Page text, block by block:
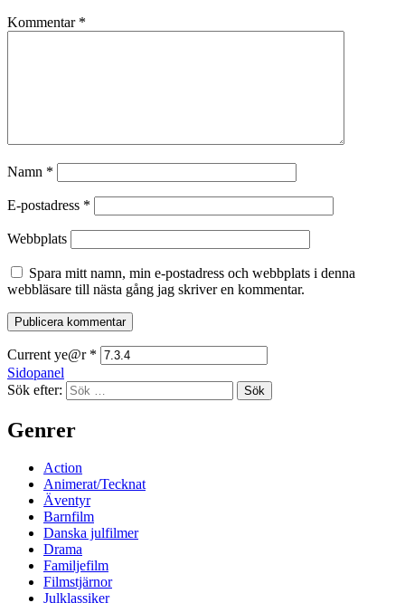
Kommentar *
Namn *
E-postadress *
Webbplats
Spara mitt namn, min e-postadress och webbplats i denna
webbläsare till nästa gång jag skriver en kommentar.
Current ye@r *
Sidopanel
Sök efter:
Genrer
Action
Animerat/Tecknat
Äventyr
Barnfilm
Danska julfilmer
Drama
Familjefilm
Filmstjärnor
Julklassiker